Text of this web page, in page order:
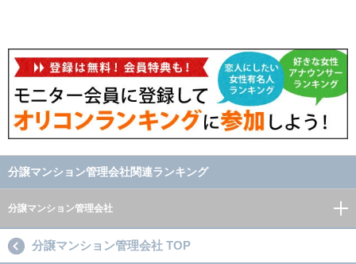
分譲マンション管理会社関連ランキング
分譲マンション管理会社
分譲マンション管理会社 TOP